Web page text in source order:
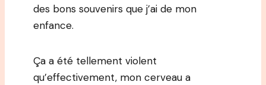
des bons souvenirs que j’ai de mon
enfance.
Ça a été tellement violent
qu’effectivement, mon cerveau a